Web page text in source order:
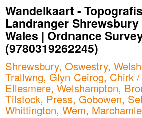
Wandelkaart -
Landranger
Wales | Ordnance
(9780319262245)
Shrewsbury, Oswestry,
Trallwng, Glyn Ceirog, Chirk
Ellesmere, Welshampton,
Tilstock, Press, Gobowen,
Whittington, Wem,